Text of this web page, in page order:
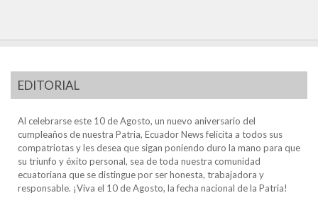
EDITORIAL
Al celebrarse este 10 de Agosto, un nuevo aniversario del
cumpleaños de nuestra Patria, Ecuador News felicita a todos sus
compatriotas y les desea que sigan poniendo duro la mano para que
su triunfo y éxito personal, sea de toda nuestra comunidad
ecuatoriana que se distingue por ser honesta, trabajadora y
responsable. ¡Viva el 10 de Agosto, la fecha nacional de la Patria!